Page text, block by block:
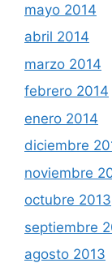
mayo 2014
abril 2014
marzo 2014
febrero 2014
enero 2014
diciembre
noviembre
octubre 2013
septiembre
agosto 2013